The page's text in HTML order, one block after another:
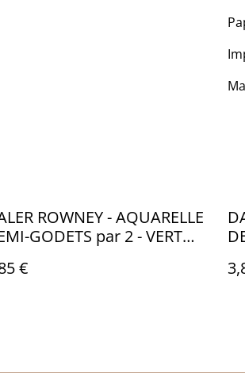
ROWNEY - AQUARELLE
GODETS par 2 - VERT
€